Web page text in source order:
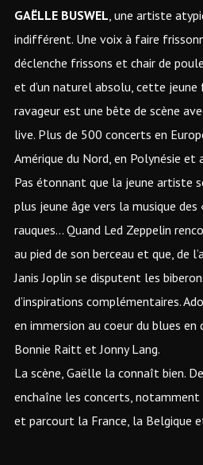
GAËLLE BUSWEL, une artiste
indifférent. Une voix à faire
déclenche frissons et chair de
et d’un naturel absolu, cette jeune
ravageur est une bête de scène
live. Plus de 500 concerts en
Amérique du Nord, en Polynésie et
Pas étonnant que la jeune artiste
plus jeune âge vers la musique
rauques… Quand Led Zeppelin
au pied de son berceau et que, de
Janis Joplin se disputent les
d’inspirations complémentaires.
en immersion au coeur du blues
Bonnie Raitt et Jonny Lang.
La scène, Gaëlle la connaît bien.
enchaîne les concerts, notamment
et parcourt la France, la Belgique